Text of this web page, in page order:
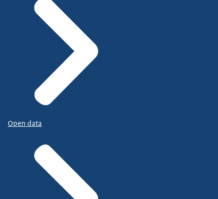
Open data